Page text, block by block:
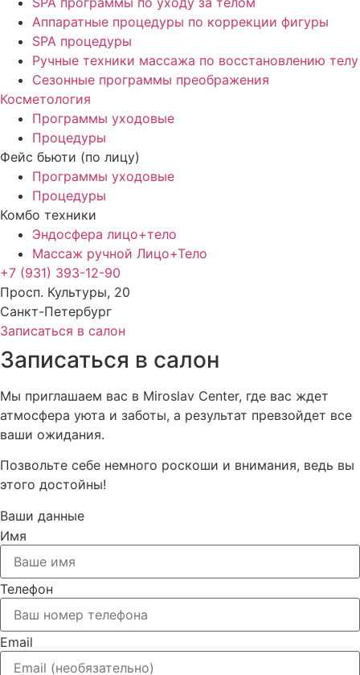
Аппаратные процедуры по коррекции фигуры
SPA процедуры
Ручные техники массажа по восстановлению телу
Сезонные программы преображения
Косметология
Программы уходовые
Процедуры
Фейс бьюти (по лицу)
Программы уходовые
Процедуры
Комбо техники
Эндосфера лицо+тело
Массаж ручной Лицо+Тело
+7 (931) 393-12-90
Просп. Культуры, 20
Санкт-Петербург
Записаться в салон
Записаться в салон
Мы приглашаем вас в Miroslav Center, где вас ждет
атмосфера уюта и заботы, а результат превзойдет все
ваши ожидания.
Позвольте себе немного роскоши и внимания, ведь вы
этого достойны!
Ваши данные
Имя
Телефон
Email